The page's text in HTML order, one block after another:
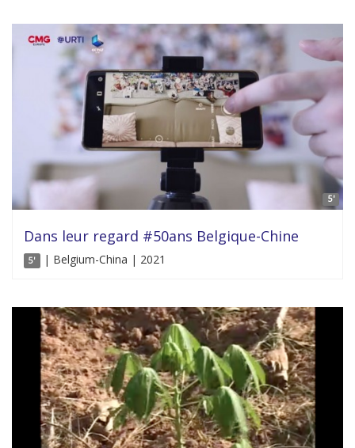
5'
Dans leur regard #50ans Belgique-Chine
5' | Belgium-China | 2021